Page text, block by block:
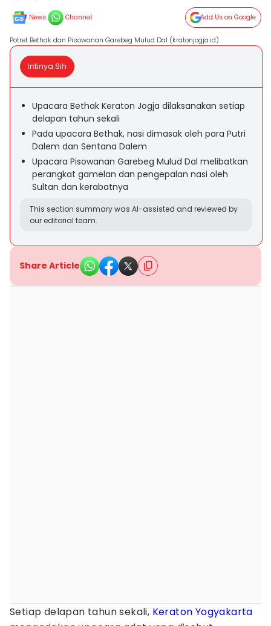
News Channel Add Us on Google
Potret Bethak dan Pisowanan Garebeg Mulud Dal (kratonjogja.id)
Intinya Sih
Upacara Bethak Keraton Jogja dilaksanakan setiap
delapan tahun sekali
Pada upacara Bethak, nasi dimasak oleh para Putri
Dalem dan Sentana Dalem
Upacara Pisowanan Garebeg Mulud Dal melibatkan
perangkat gamelan dan pengepalan nasi oleh
Sultan dan kerabatnya
This section summary was AI-assisted and reviewed by
our editorial team.
Share Article
Setiap delapan tahun sekali, Keraton Yogyakarta